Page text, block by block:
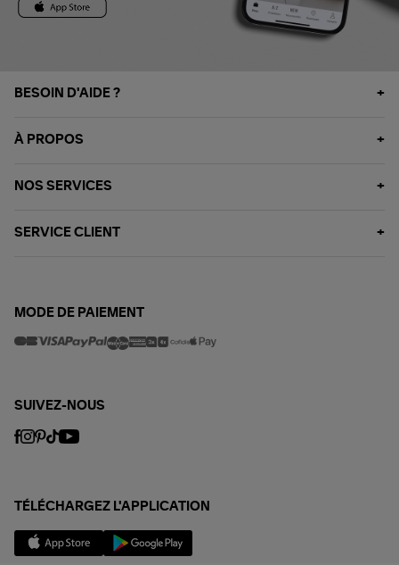
BESOIN D'AIDE ?
À PROPOS
NOS SERVICES
SERVICE CLIENT
MODE DE PAIEMENT
SUIVEZ-NOUS
TÉLÉCHARGEZ L'APPLICATION